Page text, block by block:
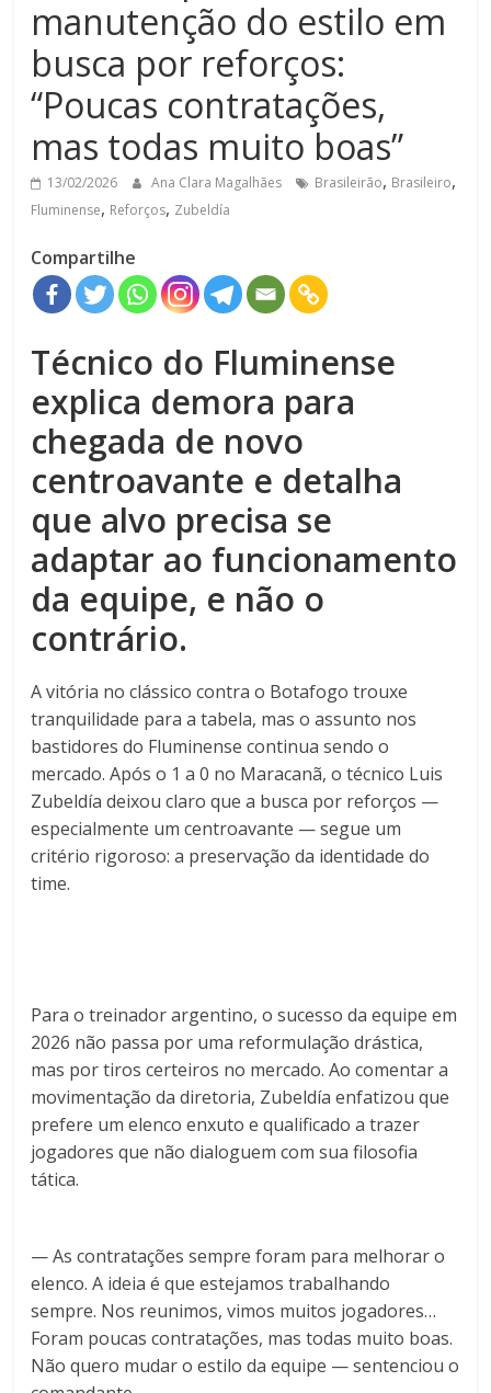
manutenção do estilo em
busca por reforços:
“Poucas contratações,
mas todas muito boas”
13/02/2026 Ana Clara Magalhães Brasileirão, Brasileiro,
Fluminense, Reforços, Zubeldía
Compartilhe
Técnico do Fluminense
explica demora para
chegada de novo
centroavante e detalha
que alvo precisa se
adaptar ao funcionamento
da equipe, e não o
contrário.
A vitória no clássico contra o Botafogo trouxe
tranquilidade para a tabela, mas o assunto nos
bastidores do Fluminense continua sendo o
mercado. Após o 1 a 0 no Maracanã, o técnico Luis
Zubeldía deixou claro que a busca por reforços —
especialmente um centroavante — segue um
critério rigoroso: a preservação da identidade do
time.
Para o treinador argentino, o sucesso da equipe em
2026 não passa por uma reformulação drástica,
mas por tiros certeiros no mercado. Ao comentar a
movimentação da diretoria, Zubeldía enfatizou que
prefere um elenco enxuto e qualificado a trazer
jogadores que não dialoguem com sua filosofia
tática.
— As contratações sempre foram para melhorar o
elenco. A ideia é que estejamos trabalhando
sempre. Nos reunimos, vimos muitos jogadores…
Foram poucas contratações, mas todas muito boas.
Não quero mudar o estilo da equipe — sentenciou o